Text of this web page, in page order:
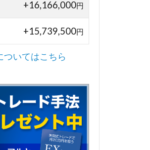
+16,166,000円
+15,739,500円
ついてはこちら